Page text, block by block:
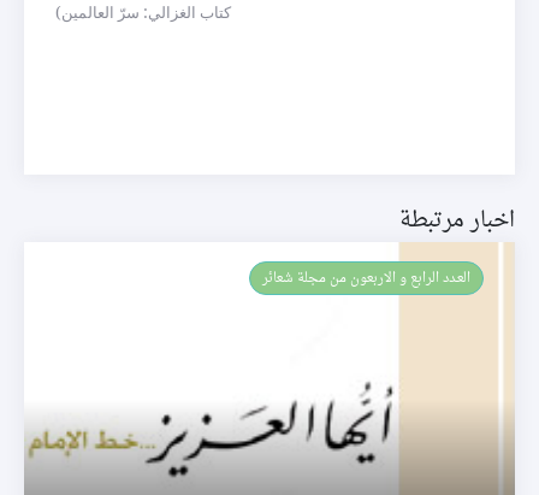
كتاب الغزالي: سرّ العالمين)
اخبار مرتبطة
العـدد الرابع و الاربعون من مجلة شعائر